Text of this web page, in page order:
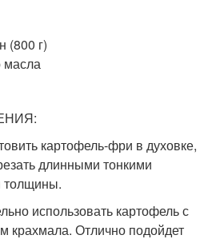
(800 г)
масла
картофель-фри в духовке,
длинными тонкими
толщины.
использовать картофель с
крахмала. Отлично подойдет